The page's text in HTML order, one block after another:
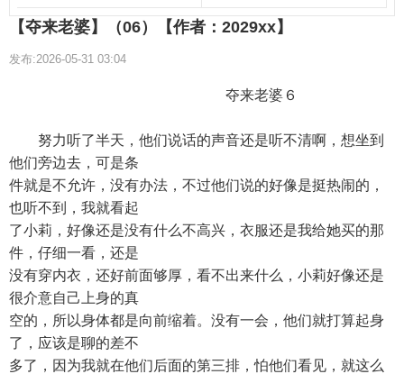
【夺来老婆】（06）【作者：2029xx】
发布:2026-05-31 03:04
夺来老婆６
努力听了半天，他们说话的声音还是听不清啊，想坐到
他们旁边去，可是条
件就是不允许，没有办法，不过他们说的好像是挺热闹的，
也听不到，我就看起
了小莉，好像还是没有什么不高兴，衣服还是我给她买的那
件，仔细一看，还是
没有穿内衣，还好前面够厚，看不出来什么，小莉好像还是
很介意自己上身的真
空的，所以身体都是向前缩着。没有一会，他们就打算起身
了，应该是聊的差不
多了，因为我就在他们后面的第三排，怕他们看见，就这么